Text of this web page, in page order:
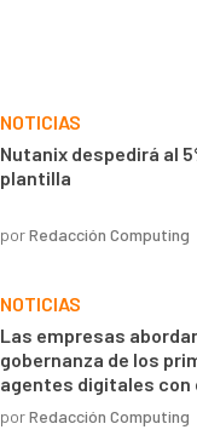
NOTICIAS
Nutanix despedirá al
plantilla
porRedacción Computing
NOTICIAS
Las empresas
gobernanza de los
agentes digitales con
de decisión autónoma
porRedacción Computing